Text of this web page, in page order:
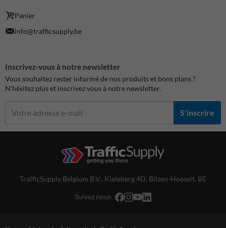
Panier
info@trafficsupply.be
Inscrivez-vous à notre newsletter
Vous souhaitez rester informé de nos produits et bons plans ?
N'hésitez plus et inscrivez vous à notre newsletter.
S'inscrire
TrafficSupply Belgium B.V., Kieleberg 4D, Bilzen-Hoeselt, BE
Suivez nous